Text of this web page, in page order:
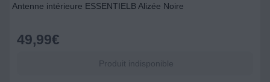
Antenne intérieure ESSENTIELB Alizée Noire
49,99€
Produit indisponible